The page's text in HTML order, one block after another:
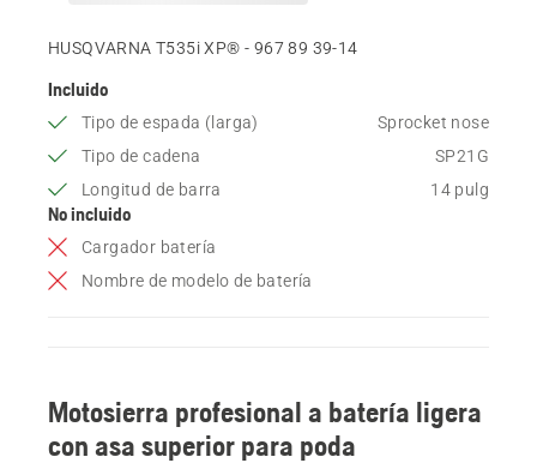
HUSQVARNA T535i XP® - 967 89 39‑14
Incluido
Tipo de espada (larga)
Sprocket nose
Tipo de cadena
SP21G
Longitud de barra
14 pulg
No incluido
Cargador batería
Nombre de modelo de batería
Motosierra profesional a batería ligera
con asa superior para poda